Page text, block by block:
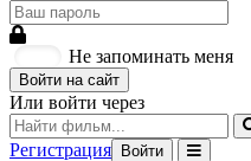
Не запоминать меня
Войти на сайт
Или войти через
Регистрация Войти